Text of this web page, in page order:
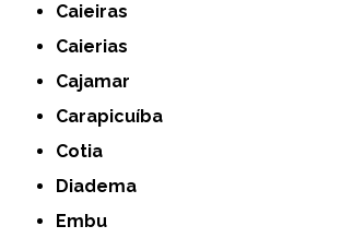
Caieiras
Caierias
Cajamar
Carapicuíba
Cotia
Diadema
Embu